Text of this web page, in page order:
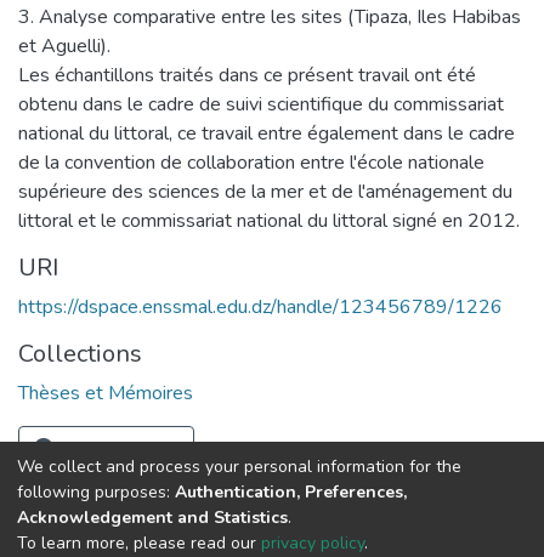
3. Analyse comparative entre les sites (Tipaza, Iles Habibas
et Aguelli).
Les échantillons traités dans ce présent travail ont été
obtenu dans le cadre de suivi scientifique du commissariat
national du littoral, ce travail entre également dans le cadre
de la convention de collaboration entre l'école nationale
supérieure des sciences de la mer et de l'aménagement du
littoral et le commissariat national du littoral signé en 2012.
URI
https://dspace.enssmal.edu.dz/handle/123456789/1226
Collections
Thèses et Mémoires
Full item page
© 2025 ENSSMAL – Tous droits réservés.
We collect and process your personal information for the
following purposes: Authentication, Preferences,
Acknowledgement and Statistics.
To learn more, please read our privacy policy.